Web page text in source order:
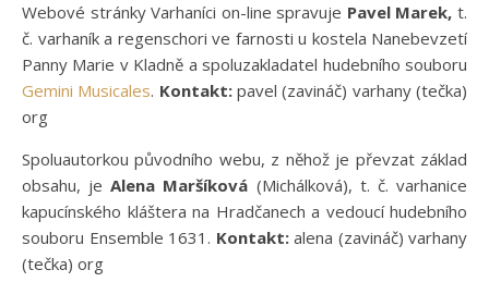
Webové stránky Varhaníci on-line spravuje Pavel Marek, t.
č. varhaník a regenschori ve farnosti u kostela Nanebevzetí
Panny Marie v Kladně a spoluzakladatel hudebního souboru
Gemini Musicales. Kontakt:pavel (zavináč) varhany (tečka)
org
Spoluautorkou původního webu, z něhož je převzat základ
obsahu, jeAlena Maršíková (Michálková), t. č. varhanice
kapucínského kláštera na Hradčanech a vedoucí hudebního
souboru Ensemble 1631. Kontakt:alena (zavináč) varhany
(tečka) org